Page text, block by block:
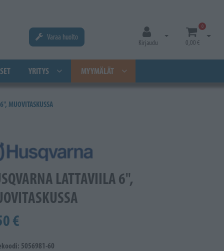
Varaa huolto
Kirjaudu
Avaa kirjautuminen
0
0,00 €
Avaa
YRITYS MYYMÄLÄT
MUOVITASKUSSA
LATTAVIILA 6",
€
5056981-60